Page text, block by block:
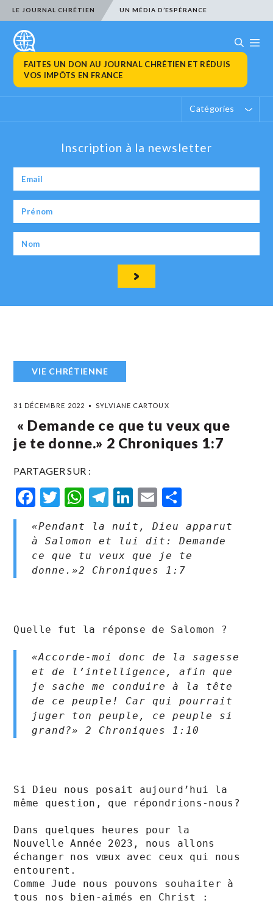
LE JOURNAL CHRÉTIEN UN MÉDIA D’ESPÉRANCE
FAITES UN DON AU JOURNAL CHRÉTIEN ET RÉDUIS
VOS IMPÔTS EN FRANCE
Catégories
Inscription à la newsletter
VIE CHRÉTIENNE
31 DÉCEMBRE 2022 SYLVIANE CARTOUX
‭ « Demande ce que tu veux que
je te donne.» ‭‭2 Chroniques‬ ‭1‬:‭7‬ ‭
PARTAGER SUR :
Facebook
Twitter
WhatsApp
Telegram
LinkedIn
Email
«Pendant la nuit, Dieu apparut
à Salomon et lui dit: Demande
ce que tu veux que je te
donne.»‭‭2 Chroniques‬ ‭1‬:‭7‬
Quelle fut la réponse de Salomon ?
«Accorde-moi donc de la sagesse
et de l’intelligence, afin que
je sache me conduire à la tête
de ce peuple! Car qui pourrait
juger ton peuple, ce peuple si
grand?» 2 Chroniques‬ ‭1‬:‭10‬
Si Dieu nous posait aujourd’hui la
même question, que répondrions-nous?
Dans quelques heures pour la
Nouvelle Année 2023, nous allons
échanger nos vœux avec ceux qui nous
entourent.
Comme Jude nous pouvons souhaiter à
tous nos bien-aimés en Christ :